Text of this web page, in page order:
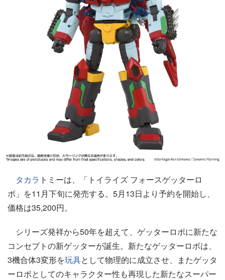
タカラ トミーは、「トイライズ フォースゲッターロ
ボ」を11月下旬に発売する。5月13日より予約を開始し、
価格は35,200円。
シリーズ発祥から50年を超えて、ゲッターロボに新たな
コンセプトの新ゲッターが誕生。新たなゲッターロボは、
3機合体3変形を玩具として物理的に成立させ、またゲッタ
ーロボとしてのキャラクター性も再現した新たなスーパー